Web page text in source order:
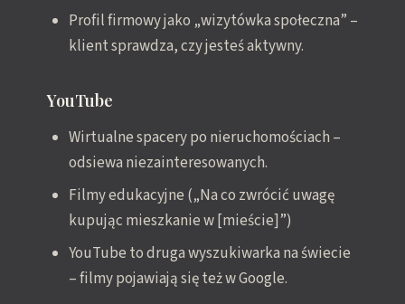
Profil firmowy jako „wizytówka społeczna” –
klient sprawdza, czy jesteś aktywny.
YouTube
Wirtualne spacery po nieruchomościach –
odsiewa niezainteresowanych.
Filmy edukacyjne („Na co zwrócić uwagę
kupując mieszkanie w [mieście]”)
YouTube to druga wyszukiwarka na świecie
– filmy pojawiają się też w Google.